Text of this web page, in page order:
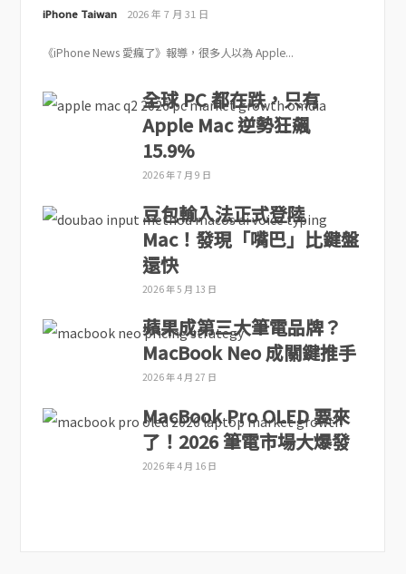
iPhone Taiwan 2026 年 7 月 31 日
《iPhone News 愛瘋了》報導，很多人以為 Apple...
全球 PC 都在跌，只有
Apple Mac 逆勢狂飆
15.9%
2026 年 7 月 9 日
豆包輸入法正式登陸
Mac！發現「嘴巴」比鍵盤
還快
2026 年 5 月 13 日
蘋果成第三大筆電品牌？
MacBook Neo 成關鍵推手
2026 年 4 月 27 日
MacBook Pro OLED 要來
了！2026 筆電市場大爆發
2026 年 4 月 16 日